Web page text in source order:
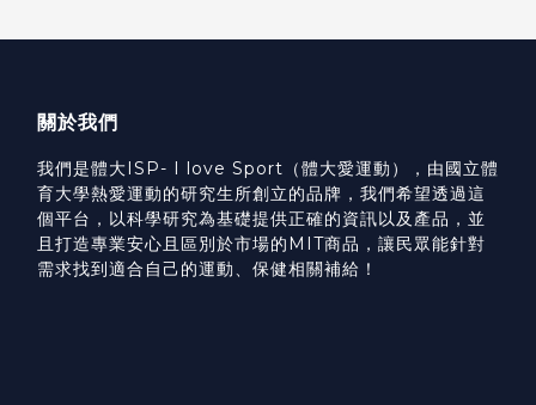
關於我們
我們是體大ISP- I love Sport（體大愛運動），由國立體
育大學熱愛運動的研究生所創立的品牌，我們希望透過這
個平台，以科學研究為基礎提供正確的資訊以及產品，並
且打造專業安心且區別於市場的MIT商品，讓民眾能針對
需求找到適合自己的運動、保健相關補給！